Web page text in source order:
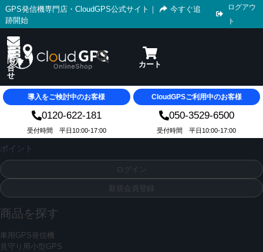
GPS発信機専門店・CloudGPS公式サイト ｜
今すぐ追
跡開始
ログアウ
ト
導入をご検討中のお客様 CloudGPSご利用中のお客様
0120-622-181 050-3529-6500
受付時間 平日10:00-17:00 受付時間 平日10:00-17:00
ポイント
ログイン
新規会員登録
商品を探す
車用GPS発信機
見守り用小型GPS